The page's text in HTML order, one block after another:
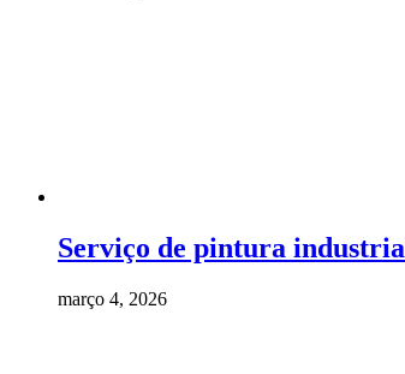
Serviço de pintura
março 4, 2026